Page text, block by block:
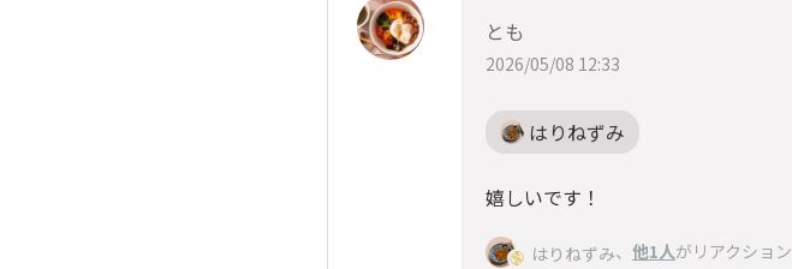
とも
2026/05/08 12:33
はりねずみ
嬉しいです！
はりねずみ、 他1人がリアクション